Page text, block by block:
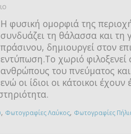
Η φυσική ομορφιά της
συνδυάζει τη θάλασσα και τη
πράσινου, δημιουργεί στον
εντύπωση.Το χωριό
ανθρώπους του πνεύματος
ενώ οι ίδιοι οι κάτοικοι έχουν
, Φωτογραφίες Λαύκος, Φωτογραφίες